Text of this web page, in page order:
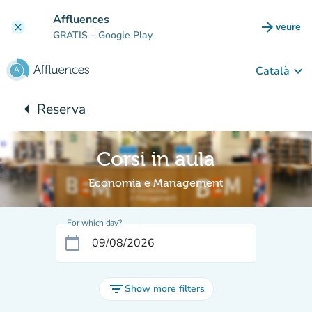
clear Affluences
GRATIS – Google Play arrow_forward veure
(new
Català keyboard_arrow_down
arrow_leftBack to:
Reserva
Corsi in aula
Economia e Management
For which day?
calendar_today
filter_listShow more filters